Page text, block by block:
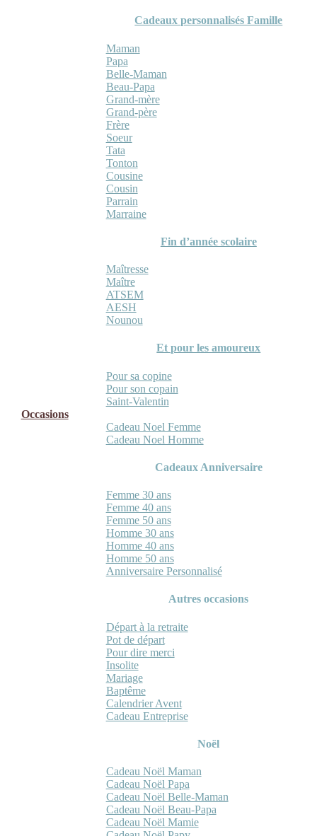
Cadeaux personnalisés Famille
Maman
Papa
Belle-Maman
Beau-Papa
Grand-mère
Grand-père
Frère
Soeur
Tata
Tonton
Cousine
Cousin
Parrain
Marraine
Fin d’année scolaire
Maîtresse
Maître
ATSEM
AESH
Nounou
Et pour les amoureux
Pour sa copine
Pour son copain
Saint-Valentin
Occasions
Cadeau Noel Femme
Cadeau Noel Homme
Cadeaux Anniversaire
Femme 30 ans
Femme 40 ans
Femme 50 ans
Homme 30 ans
Homme 40 ans
Homme 50 ans
Anniversaire Personnalisé
Autres occasions
Départ à la retraite
Pot de départ
Pour dire merci
Insolite
Mariage
Baptême
Calendrier Avent
Cadeau Entreprise
Noël
Cadeau Noël Maman
Cadeau Noël Papa
Cadeau Noël Belle-Maman
Cadeau Noël Beau-Papa
Cadeau Noël Mamie